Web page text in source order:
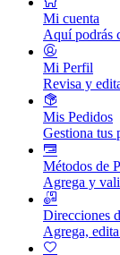
Mi cuenta
Aquí podrás
Mi Perfil
Revisa y
Mis Pedidos
Gestiona tus
Métodos de
Agrega y
Direcciones
Agrega,